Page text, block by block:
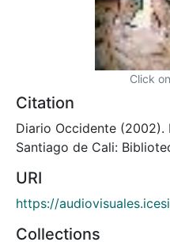
Click
Citation
Diario Occidente (2002).
Santiago de Cali:
URI
https://
Collections